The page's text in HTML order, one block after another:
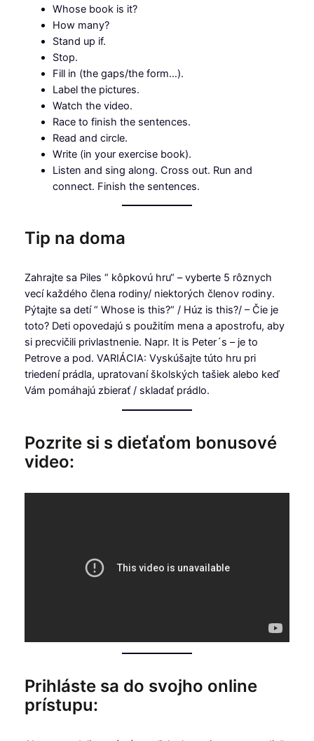
Whose book is it?
How many?
Stand up if.
Stop.
Fill in (the gaps/the form…).
Label the pictures.
Watch the video.
Race to finish the sentences.
Read and circle.
Write (in your exercise book).
Listen and sing along. Cross out. Run and
connect. Finish the sentences.
Tip na doma
Zahrajte sa Piles “ kôpkovú hru“ – vyberte 5 rôznych
vecí každého člena rodiny/ niektorých členov rodiny.
Pýtajte sa detí “ Whose is this?“ / Húz is this?/ – Čie je
toto? Deti opovedajú s použitím mena a apostrofu, aby
si precvičili privlastnenie. Napr. It is Peter´s – je to
Petrove a pod. VARIÁCIA: Vyskúšajte túto hru pri
triedení prádla, upratovaní školských tašiek alebo keď
Vám pomáhajú zbierať / skladať prádlo.
Pozrite si s dieťaťom bonusové
video:
Prihláste sa do svojho online
prístupu: